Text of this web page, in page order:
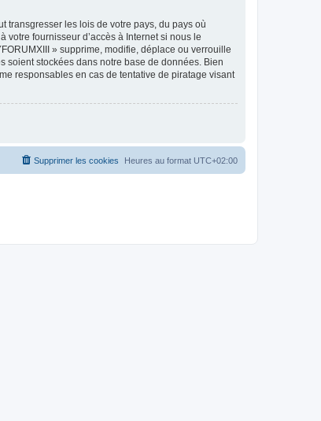
transgresser les lois de votre pays, du pays où
fournisseur d’accès à Internet si nous le
» supprime, modifie, déplace ou verrouille
soient stockées dans notre base de données. Bien
responsables en cas de tentative de piratage visant
Heures au format UTC+02:00
Supprimer les cookies